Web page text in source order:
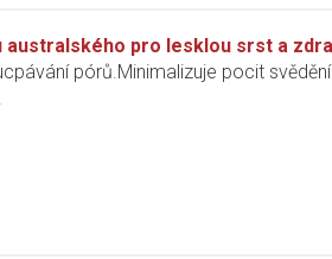
pro lesklou srst a
pórů.Minimalizuje pocit